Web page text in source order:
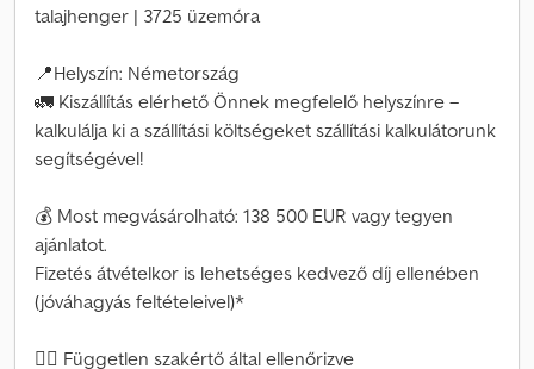
talajhenger | 3725 üzemóra
📍Helyszín: Németország
🚛 Kiszállítás elérhető Önnek megfelelő helyszínre –
kalkulálja ki a szállítási költségeket szállítási kalkulátorunk
segítségével!
💰 Most megvásárolható: 138 500 EUR vagy tegyen
ajánlatot.
Fizetés átvételkor is lehetséges kedvező díj ellenében
(jóváhagyás feltételeivel)*
👷‍♂️ Független szakértő által ellenőrizve